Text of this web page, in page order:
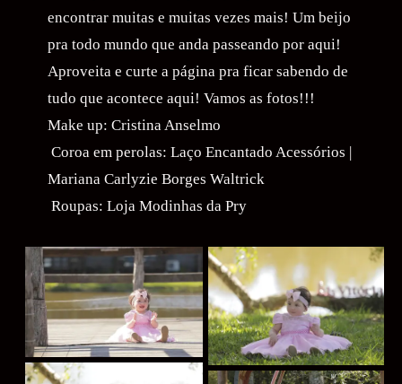
encontrar muitas e muitas vezes mais! Um beijo
pra todo mundo que anda passeando por aqui!
Aproveita e curte a página pra ficar sabendo de
tudo que acontece aqui! Vamos as fotos!!!
Make up: Cristina Anselmo
Coroa em perolas: Laço Encantado Acessórios |
Mariana Carlyzie Borges Waltrick
Roupas: Loja Modinhas da Pry